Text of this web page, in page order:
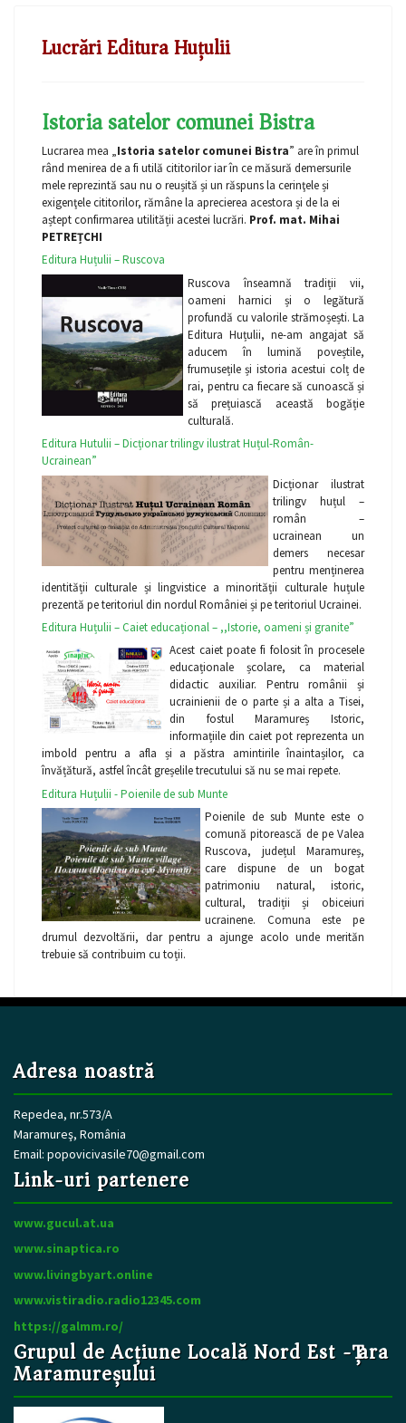
Lucrări Editura Huțulii
Istoria satelor comunei Bistra
Lucrarea mea „Istoria satelor comunei Bistra” are în primul
rând menirea de a fi utilă cititorilor iar în ce măsură demersurile
mele reprezintă sau nu o reușită și un răspuns la cerinţele și
exigenţele cititorilor, rămâne la aprecierea acestora și de la ei
aștept confirmarea utilității acestei lucrări. Prof. mat. Mihai
PETREȚCHI
Editura Huțulii – Ruscova
Ruscova înseamnă tradiții vii,
oameni harnici și o legătură
profundă cu valorile strămoșești. La
Editura Huțulii, ne-am angajat să
aducem în lumină poveștile,
frumusețile și istoria acestui colț de
rai, pentru ca fiecare să cunoască și
să prețuiască această bogăție
culturală.
Editura Hutulii – Dicționar trilingv ilustrat Huțul-Român-
Ucrainean”
Dicționar ilustrat
trilingv huțul –
român –
ucrainean un
demers necesar
pentru menținerea
identității culturale și lingvistice a minorității culturale huțule
prezentă pe teritoriul din nordul României și pe teritoriul Ucrainei.
Editura Huțulii – Caiet educațional – ,,Istorie, oameni și granite”
Acest caiet poate fi folosit în procesele
educaționale școlare, ca material
didactic auxiliar. Pentru românii și
ucrainienii de o parte și a alta a Tisei,
din fostul Maramureș Istoric,
informațiile din caiet pot reprezenta un
imbold pentru a afla și a păstra amintirile înaintașilor, ca
învățătură, astfel încât greșelile trecutului să nu se mai repete.
Editura Huțulii - Poienile de sub Munte
Poienile de sub Munte este o
comună pitorească de pe Valea
Ruscova, județul Maramureș,
care dispune de un bogat
patrimoniu natural, istoric,
cultural, tradiții și obiceiuri
ucrainene. Comuna este pe
drumul dezvoltării, dar pentru a ajunge acolo unde merităn
trebuie să contribuim cu toții.
Adresa noastră
Repedea, nr.573/A
Maramureş, România
Email: popovicivasile70@gmail.com
Link-uri partenere
www.gucul.at.ua
www.sinaptica.ro
www.livingbyart.online
www.vistiradio.radio12345.com
https://galmm.ro/
Grupul de Acțiune Locală Nord Est -Țara
Maramureșului